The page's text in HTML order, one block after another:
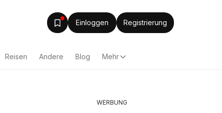
Einloggen Registrierung
Reisen Andere Blog Mehr
WERBUNG